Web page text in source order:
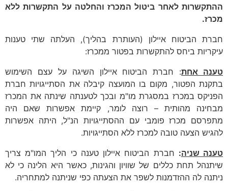
ההתקשרות לאחר ביטול המכרז והחלטה על התקשרות ללא
מכרז.
חברת הביטוח איילון (העותרת בהליך), העלתה שתי טענות
עיקריות ביחס להתקשרות בפטור ממכרז:
טענה אחת: חברת הביטוח איילון השיגה על עצם השימוש
בתקנת הפטור, מקום בו המועצה קיבלה את הסתייגויות חברת
הפניקס במכרז במסגרת מו"מ ובכך לטענתה שינתה את המכרז
מבחינה מהותית – רוצה לומר, קיימת אפשרות שאם היה
מתפרסם מכרז פומבי עם ההסתייגויות הנ"ל, היתה אפשרות
להגיש הצעה טובה למכרז ללא הסתייגויות.
טענה שניה: חברת הביטוח איילון טענה כי הליך המו"מ צריך
שיתנהל תחת כללים של שוויון והגינות, כאשר היא הלינה כי לא
ניתנה לה ההזדמנות לשפר את הצעתה כפי שניתנה למתחריה.